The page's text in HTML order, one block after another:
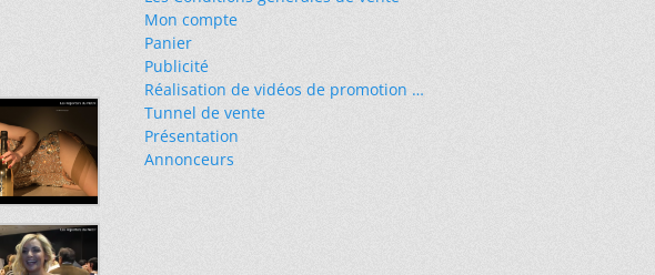
Mon compte
Panier
Publicité
Réalisation de vidéos de promotion …
Tunnel de vente
Présentation
Annonceurs